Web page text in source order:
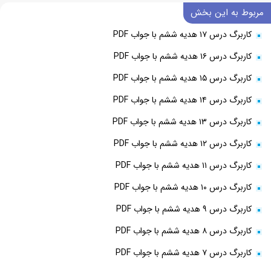
مربوط به این بخش
کاربرگ درس ۱۷ هدیه ششم با جواب PDF
کاربرگ درس ۱۶ هدیه ششم با جواب PDF
کاربرگ درس ۱۵ هدیه ششم با جواب PDF
کاربرگ درس ۱۴ هدیه ششم با جواب PDF
کاربرگ درس ۱۳ هدیه ششم با جواب PDF
کاربرگ درس ۱۲ هدیه ششم با جواب PDF
کاربرگ درس ۱۱ هدیه ششم با جواب PDF
کاربرگ درس ۱۰ هدیه ششم با جواب PDF
کاربرگ درس ۹ هدیه ششم با جواب PDF
کاربرگ درس ۸ هدیه ششم با جواب PDF
کاربرگ درس ۷ هدیه ششم با جواب PDF